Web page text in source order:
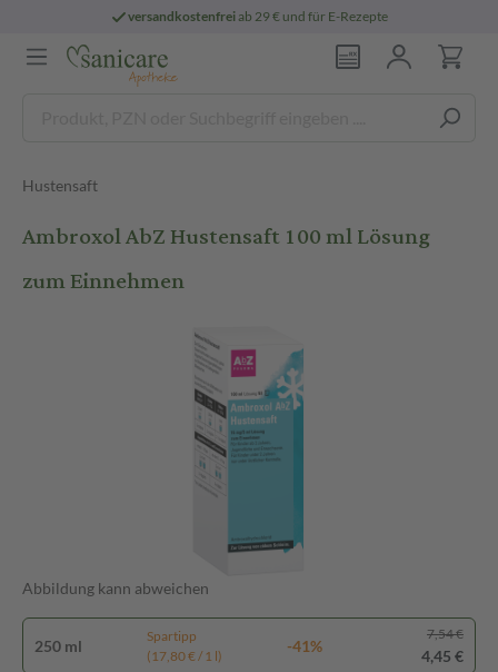
versandkostenfreiab 29 € und für E-Rezepte
Hustensaft
Ambroxol AbZ Hustensaft 100 ml Lösung
zum Einnehmen
Abbildung kann abweichen
250 ml
Spartipp
(17,80 € / 1 l)
-41%
7,54 €
4,45 €